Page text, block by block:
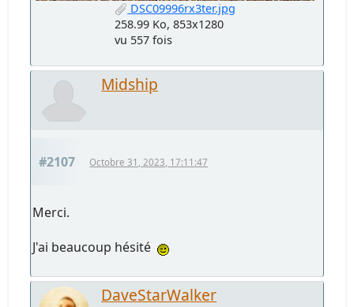
DSC09996rx3ter.jpg
258.99 Ko, 853x1280
vu 557 fois
Midship
#2107 Octobre 31, 2023, 17:11:47
Merci.
J'ai beaucoup hésité
DaveStarWalker